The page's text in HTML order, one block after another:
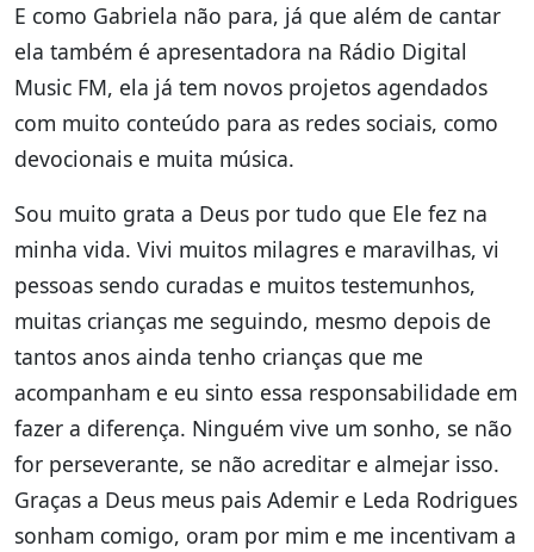
E como Gabriela não para, já que além de cantar
ela também é apresentadora na Rádio Digital
Music FM, ela já tem novos projetos agendados
com muito conteúdo para as redes sociais, como
devocionais e muita música.
Sou muito grata a Deus por tudo que Ele fez na
minha vida. Vivi muitos milagres e maravilhas, vi
pessoas sendo curadas e muitos testemunhos,
muitas crianças me seguindo, mesmo depois de
tantos anos ainda tenho crianças que me
acompanham e eu sinto essa responsabilidade em
fazer a diferença. Ninguém vive um sonho, se não
for perseverante, se não acreditar e almejar isso.
Graças a Deus meus pais Ademir e Leda Rodrigues
sonham comigo, oram por mim e me incentivam a